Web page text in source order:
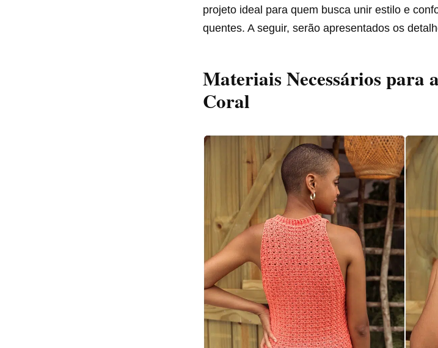
projeto ideal para quem busca unir estilo e
quentes. A seguir, serão apresentados os
Materiais Necessários para
Coral